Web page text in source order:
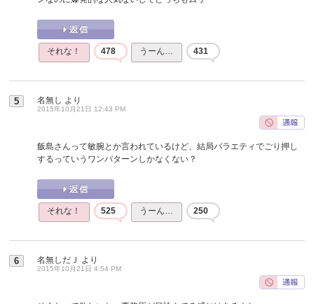
それな！ 478 うーん… 431
5 名無し より
2015年10月21日 12:43 PM
飯島さんって敏腕とか言われているけど、結局バラエティでごり押し
するっていうワンパターンしかなくない？
それな！ 525 うーん… 250
6 名無しだＪ より
2015年10月21日 4:54 PM